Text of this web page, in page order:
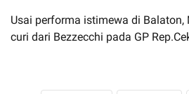
Usai performa istimewa di
curi dari Bezzecchi pada GP